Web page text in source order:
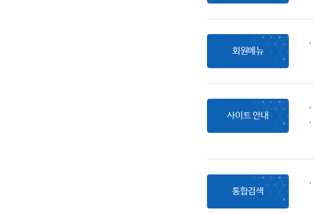
회원메뉴
사이트 안내
통합검색